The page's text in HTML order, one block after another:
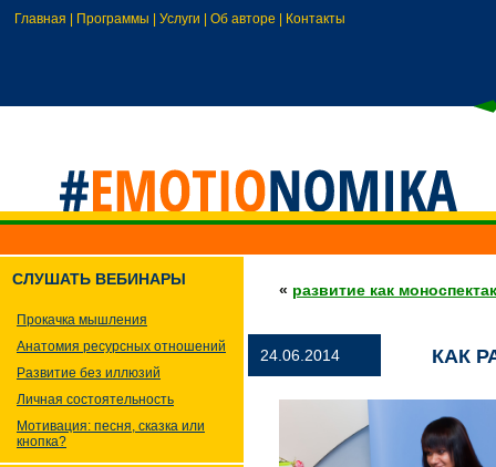
Главная Программы Услуги Об авторе Контакты
СЛУШАТЬ ВЕБИНАРЫ
Прокачка мышления
Анатомия ресурсных отношений
Развитие без иллюзий
Личная состоятельность
Мотивация: песня, сказка или
кнопка?
« развитие как
КАК
24.06.2014